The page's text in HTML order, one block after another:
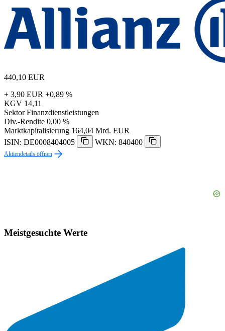
440,10 EUR
+ 3,90 EUR +0,89 %
KGV 14,11
Sektor Finanzdienstleistungen
Div.-Rendite 0,00 %
Marktkapitalisierung 164,04 Mrd. EUR
ISIN: DE0008404005
WKN: 840400
Aktiendetails öffnen
Meistgesuchte Werte